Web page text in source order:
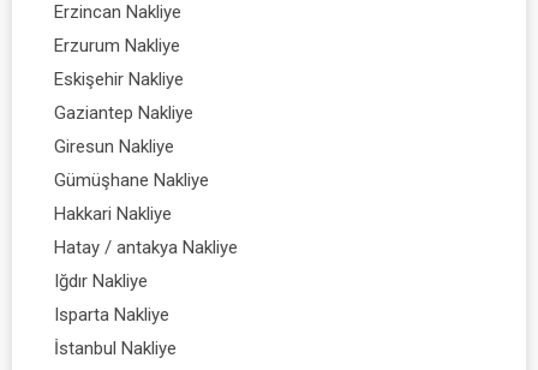
Erzincan Nakliye
Erzurum Nakliye
Eskişehir Nakliye
Gaziantep Nakliye
Giresun Nakliye
Gümüşhane Nakliye
Hakkari Nakliye
Hatay / antakya Nakliye
Iğdır Nakliye
Isparta Nakliye
İstanbul Nakliye